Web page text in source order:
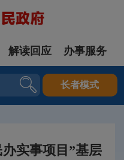
解读回应 办事服务
长者模式
实事项目”基层